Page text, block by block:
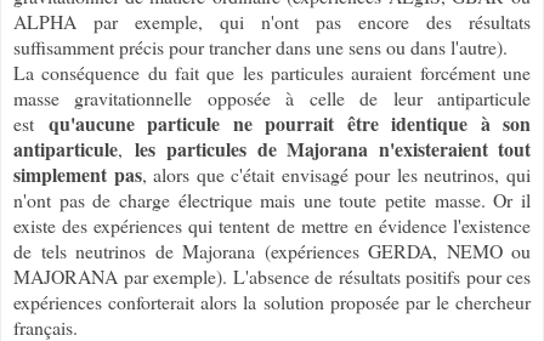
ALPHA par exemple, qui n'ont pas encore des résultats
suffisamment précis pour trancher dans une sens ou dans l'autre).
La conséquence du fait que les particules auraient forcément une
masse gravitationnelle opposée à celle de leur antiparticule
est qu'aucune particule ne pourrait être identique à son
antiparticule, les particules de Majorana n'existeraient tout
simplement pas, alors que c'était envisagé pour les neutrinos, qui
n'ont pas de charge électrique mais une toute petite masse. Or il
existe des expériences qui tentent de mettre en évidence l'existence
de tels neutrinos de Majorana (expériences GERDA, NEMO ou
MAJORANA par exemple). L'absence de résultats positifs pour ces
expériences conforterait alors la solution proposée par le chercheur
français.